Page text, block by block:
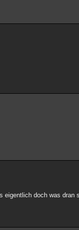
eigentlich doch was dran